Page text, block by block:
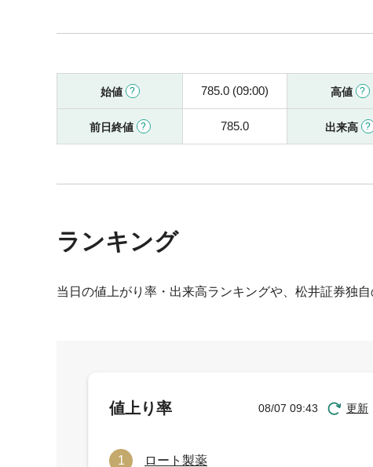
始値 785.0 (09:00) 高値
前日終値 785.0 出来高
ランキング
当日の値上がり率・出来高ランキングや、松井証券独